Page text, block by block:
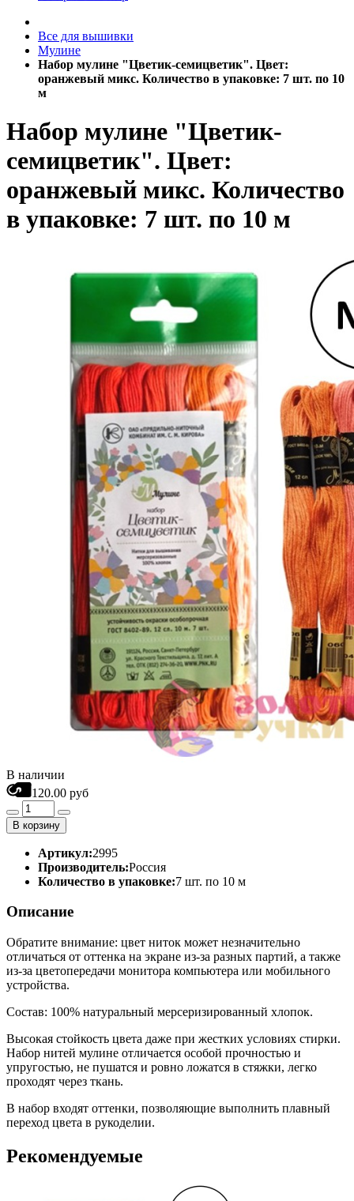
Все для вышивки
Мулине
Набор мулине "Цветик-семицветик". Цвет:
оранжевый микс. Количество в упаковке: 7 шт. по 10
м
Набор мулине "Цветик-
семицветик". Цвет:
оранжевый микс. Количество
в упаковке: 7 шт. по 10 м
В наличии
120.00 руб
В корзину
Артикул:2995
Производитель:Россия
Количество в упаковке:7 шт. по 10 м
Описание
Обратите внимание: цвет ниток может незначительно
отличаться от оттенка на экране из-за разных партий, а также
из-за цветопередачи монитора компьютера или мобильного
устройства.
Состав: 100% натуральный мерсеризированный хлопок.
Высокая стойкость цвета даже при жестких условиях стирки.
Набор нитей мулине отличается особой прочностью и
упругостью, не пушатся и ровно ложатся в стяжки, легко
проходят через ткань.
В набор входят оттенки, позволяющие выполнить плавный
переход цвета в рукоделии.
Рекомендуемые